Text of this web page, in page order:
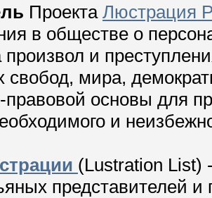
Проекта Люстрация
в обществе о
произвол и
свобод, мира,
правовой основы для
и
(Lustration List)
представителей и